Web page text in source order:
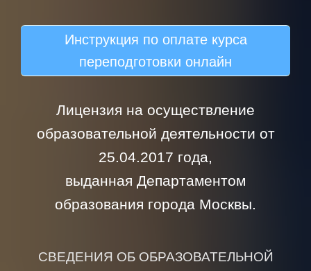
Инструкция по оплате курса
переподготовки онлайн
Лицензия на осуществление
образовательной деятельности от
25.04.2017 года,
выданная Департаментом
образования города Москвы.
СВЕДЕНИЯ ОБ ОБРАЗОВАТЕЛЬНОЙ